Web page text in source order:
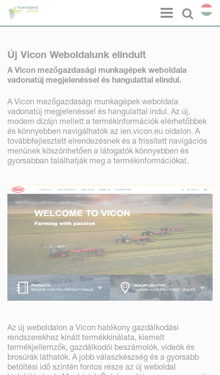
Select
Menu
Új Vicon Weboldalunk elindult
A Vicon mezőgazdasági munkagépek weboldala
vadonatúj megjelenéssel és hangulattal elindul.
A Vicon mezőgazdasági munkagépek weboldala
vadonatúj megjelenéssel és hangulattal indul. Az új,
modern dizájn mellett a termékinformációk elérhetőbbek
és könnyebben navigálhatók az ien.vicon.eu oldalon. A
továbbfejlesztett elrendezésnek és a frissített navigációs
menünek köszönhetően a látogatók könnyebben és
gyorsabban találhatják meg a termékinformációkat.
Az új weboldalon a Vicon hatékony gazdálkodási
rendszerekhez kínált termékkínálata, kiemelt
termékjellemzők, gazdálkodói beszámolók, videók és
brosúrák láthatók. A jobb válaszkészség és a gyorsabb
betöltési idő szintén fontos része az új weboldal
Süti preferenciák